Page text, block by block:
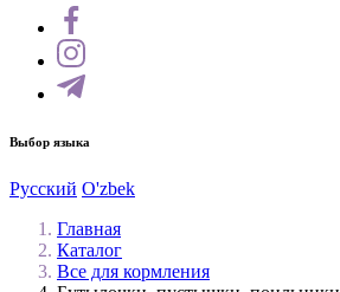
Выбор языка
Русский O'zbek
Главная
Каталог
Все для кормления